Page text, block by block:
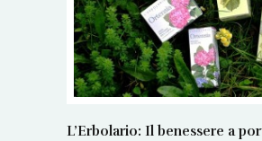
L’Erbolario: Il benessere a